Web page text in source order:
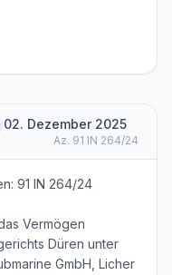
02. Dezember 2025
Az. 91 IN 264/24
91 IN 264/24
Vermögen
Düren unter
GmbH, Licher